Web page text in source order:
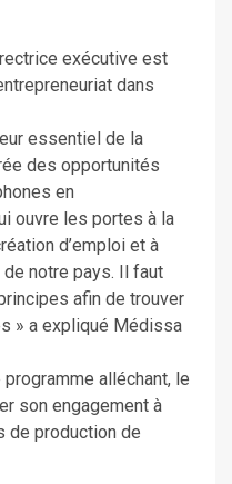
exécutive est
dans
essentiel de la
des opportunités
en
ouvre les portes à la
d’emploi et à
notre pays. Il faut
afin de trouver
» a expliqué Médissa
alléchant, le
son engagement à
de production de